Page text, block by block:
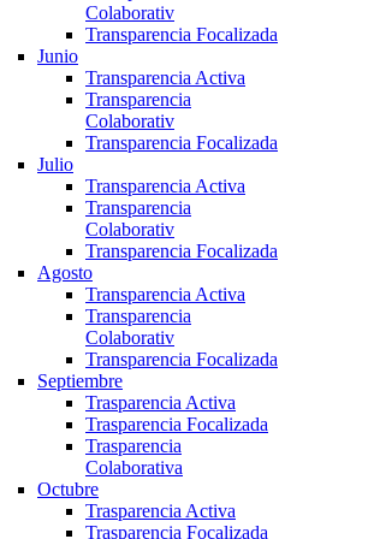
Colaborativ
Transparencia Focalizada
Junio
Transparencia Activa
Transparencia
Colaborativ
Transparencia Focalizada
Julio
Transparencia Activa
Transparencia
Colaborativ
Transparencia Focalizada
Agosto
Transparencia Activa
Transparencia
Colaborativ
Transparencia Focalizada
Septiembre
Trasparencia Activa
Trasparencia Focalizada
Trasparencia
Colaborativa
Octubre
Trasparencia Activa
Trasparencia Focalizada